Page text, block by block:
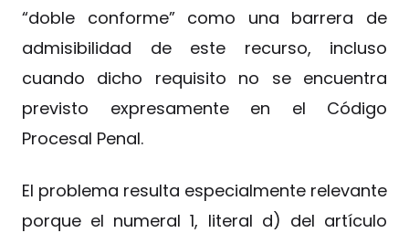
“doble conforme” como una barrera de
admisibilidad de este recurso, incluso
cuando dicho requisito no se encuentra
previsto expresamente en el Código
Procesal Penal.
El problema resulta especialmente relevante
porque el numeral 1, literal d) del artículo